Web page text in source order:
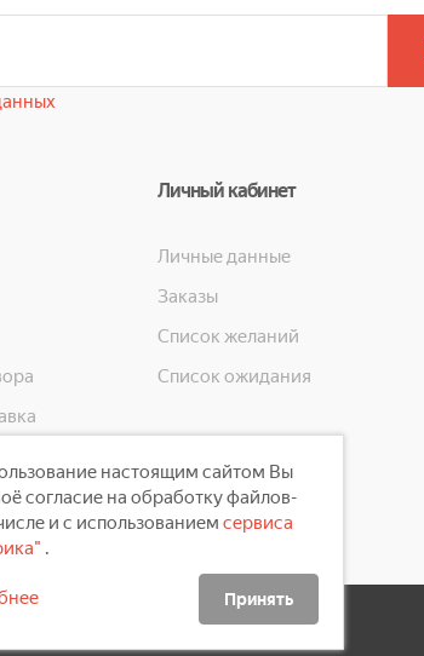
Личный кабинет
Личные данные
Заказы
Список желаний
Список ожидания
настоящим сайтом Вы
согласие на обработку файлов-
и с использованием сервиса
.
Принять